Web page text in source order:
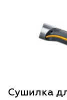
Сушилка